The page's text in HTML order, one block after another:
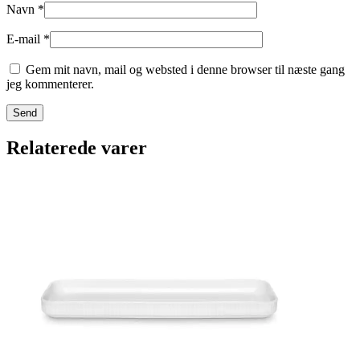
Navn *
E-mail *
Gem mit navn, mail og websted i denne browser til næste gang
jeg kommenterer.
Relaterede varer